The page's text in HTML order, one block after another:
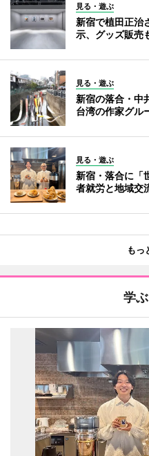
見る・遊ぶ
新宿で植田正
示、グッズ販売
見る・遊ぶ
新宿の落合・中
台湾の作家グル
見る・遊ぶ
新宿・落合に
者就労と地域交
もっ
学